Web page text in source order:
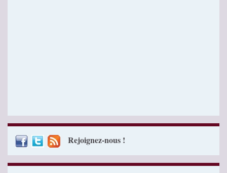
Rejoignez-nous !